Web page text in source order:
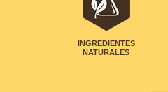
INGREDIENTES
NATURALES